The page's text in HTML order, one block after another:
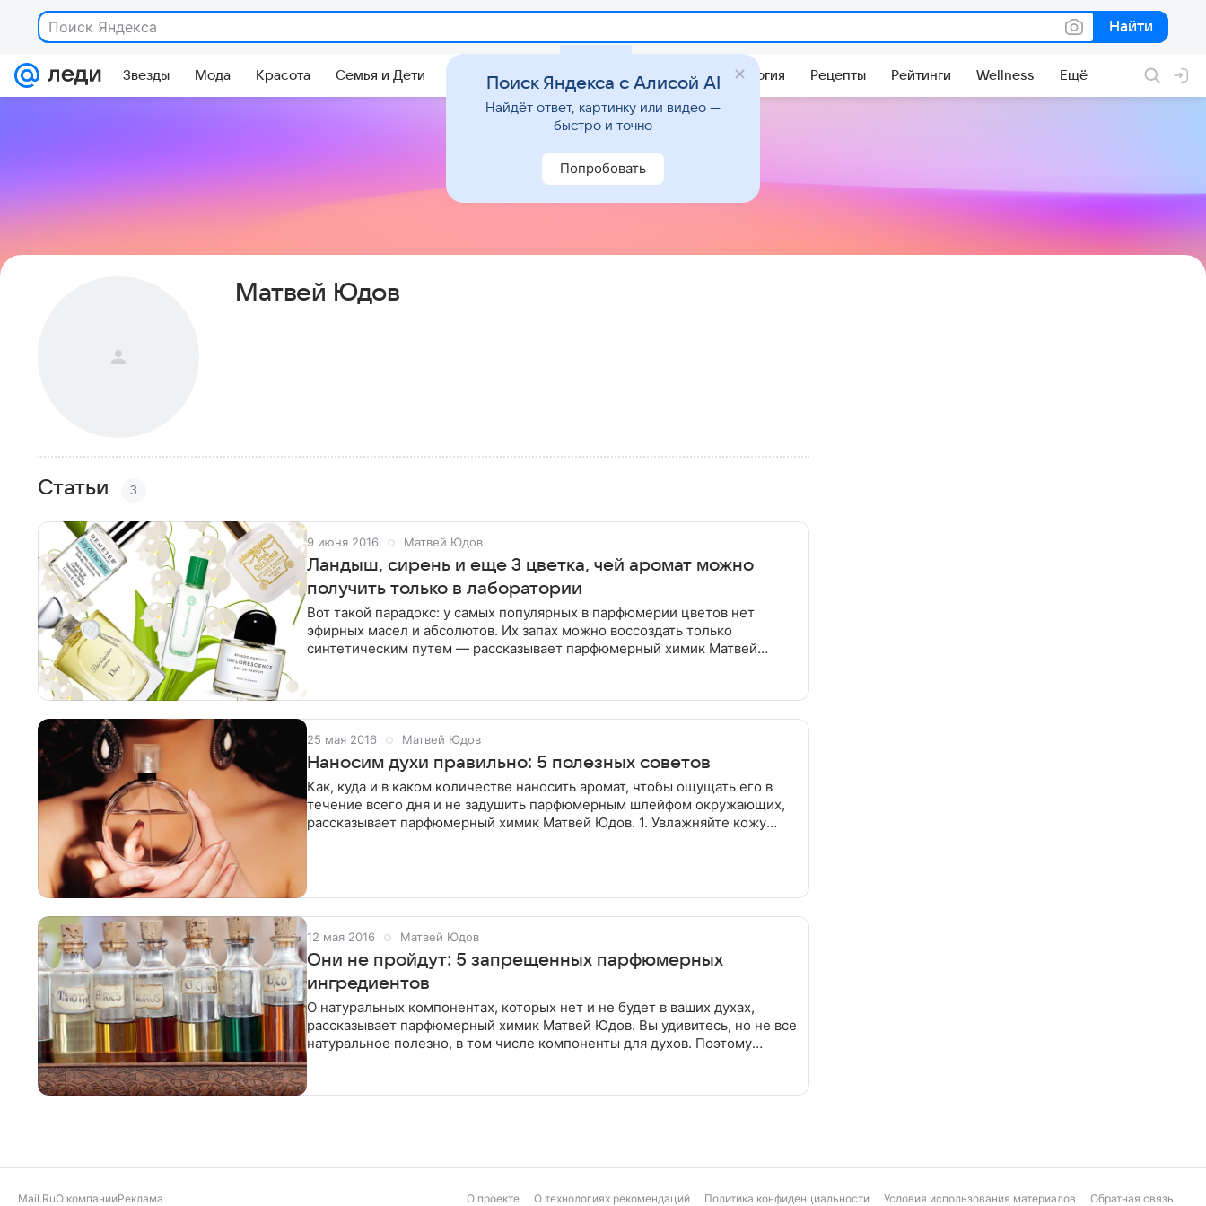
Поиск Яндекса Найти
Найти
Звезды Мода Красота Семья и Дети Гороскопы Стиль жизни Психология Рецепты Рейтинги Wellness Ещё
Матвей Юдов
Статьи 3
9 июня 2016 Матвей Юдов
Ландыш, сирень и еще 3 цветка, чей аромат можно
получить только в лаборатории
Вот такой парадокс: у самых популярных в парфюмерии цветов нет
эфирных масел и абсолютов. Их запах можно воссоздать только
синтетическим путем — рассказывает парфюмерный химик Матвей
25 мая 2016 Матвей Юдов
Наносим духи правильно: 5 полезных советов
Как, куда и в каком количестве наносить аромат, чтобы ощущать его в
течение всего дня и не задушить парфюмерным шлейфом окружающих,
рассказывает парфюмерный химик Матвей Юдов. 1. Увлажняйте кожу
12 мая 2016 Матвей Юдов
Они не пройдут: 5 запрещенных парфюмерных
ингредиентов
О натуральных компонентах, которых нет и не будет в ваших духах,
рассказывает парфюмерный химик Матвей Юдов. Вы удивитесь, но не все
натуральное полезно, в том числе компоненты для духов. Поэтому
Mail.RuО компанииРеклама О проекте О технологиях рекомендаций Политика конфиденциальности Условия использования материалов Обратная связь
Поиск Яндекса с Алисой AI
Найдёт ответ, картинку или видео —
быстро и точно
Попробовать